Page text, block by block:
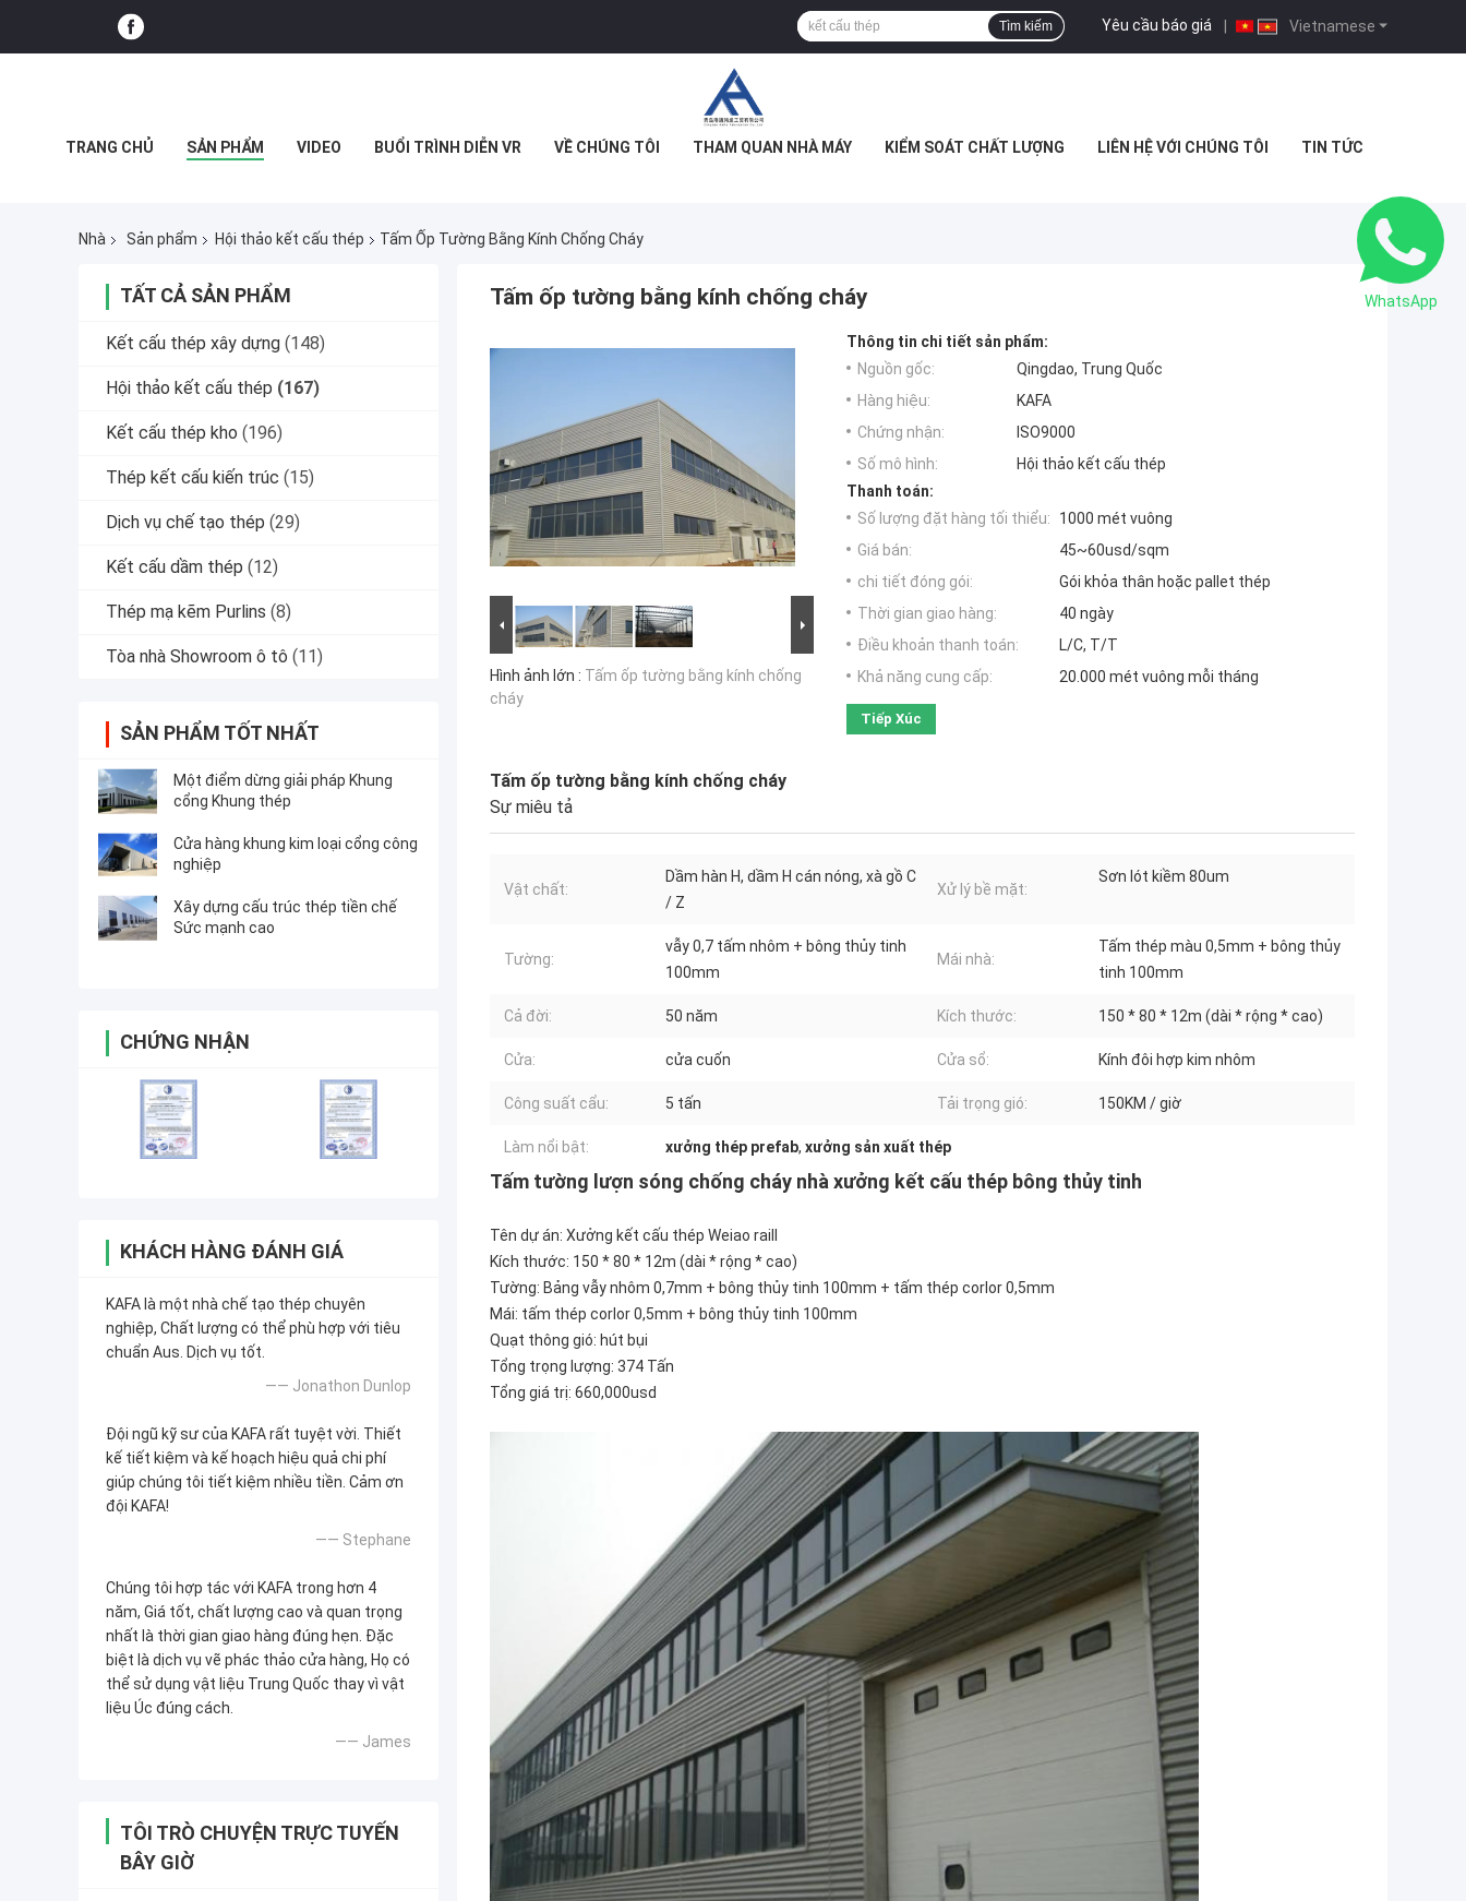
Vietnamese
Yêu cầu báo giá |
Tìm kiếm
TRANG CHỦ SẢN PHẨM VIDEO BUỔI TRÌNH DIỄN VR VỀ CHÚNG TÔI THAM QUAN NHÀ MÁY KIỂM SOÁT CHẤT LƯỢNG LIÊN HỆ VỚI CHÚNG TÔI TIN TỨC
Nhà Sản phẩm Hội thảo kết cấu thép Tấm Ốp Tường Bằng Kính Chống Cháy
TẤT CẢ SẢN PHẨM
Kết cấu thép xây dựng (148)
Hội thảo kết cấu thép (167)
Kết cấu thép kho (196)
Thép kết cấu kiến ​​trúc (15)
Dịch vụ chế tạo thép (29)
Kết cấu dầm thép (12)
Thép mạ kẽm Purlins (8)
Tòa nhà Showroom ô tô (11)
SẢN PHẨM TỐT NHẤT
Một điểm dừng giải pháp Khung
cổng Khung thép
Cửa hàng khung kim loại cổng công
nghiệp
Xây dựng cấu trúc thép tiền chế
Sức mạnh cao
CHỨNG NHẬN
KHÁCH HÀNG ĐÁNH GIÁ
KAFA là một nhà chế tạo thép chuyên
nghiệp, Chất lượng có thể phù hợp với tiêu
chuẩn Aus. Dịch vụ tốt.
—— Jonathon Dunlop
Đội ngũ kỹ sư của KAFA rất tuyệt vời. Thiết
kế tiết kiệm và kế hoạch hiệu quả chi phí
giúp chúng tôi tiết kiệm nhiều tiền. Cảm ơn
đội KAFA!
—— Stephane
Chúng tôi hợp tác với KAFA trong hơn 4
năm, Giá tốt, chất lượng cao và quan trọng
nhất là thời gian giao hàng đúng hẹn. Đặc
biệt là dịch vụ vẽ phác thảo cửa hàng, Họ có
thể sử dụng vật liệu Trung Quốc thay vì vật
liệu Úc đúng cách.
—— James
TÔI TRÒ CHUYỆN TRỰC TUYẾN
BÂY GIỜ
Tấm ốp tường bằng kính chống cháy
Hình ảnh lớn : Tấm ốp tường bằng kính chống
cháy
Thông tin chi tiết sản phẩm:
Nguồn gốc:
Qingdao, Trung Quốc
Hàng hiệu:
KAFA
Chứng nhận:
ISO9000
Số mô hình:
Hội thảo kết cấu thép
Thanh toán:
Số lượng đặt hàng tối thiểu:
1000 mét vuông
Giá bán:
45~60usd/sqm
chi tiết đóng gói:
Gói khỏa thân hoặc pallet thép
Thời gian giao hàng:
40 ngày
Điều khoản thanh toán:
L/C, T/T
Khả năng cung cấp:
20.000 mét vuông mỗi tháng
Tiếp Xúc
Tấm ốp tường bằng kính chống cháy
Sự miêu tả
Vật chất:
Dầm hàn H, dầm H cán nóng, xà gồ C
/ Z
Xử lý bề mặt:
Sơn lót kiềm 80um
Tường:
vẫy 0,7 tấm nhôm + bông thủy tinh
100mm
Mái nhà:
Tấm thép màu 0,5mm + bông thủy
tinh 100mm
Cả đời: 50 năm Kích thước: 150 * 80 * 12m (dài * rộng * cao)
Cửa: cửa cuốn Cửa sổ: Kính đôi hợp kim nhôm
Công suất cẩu: 5 tấn Tải trọng gió: 150KM / giờ
Làm nổi bật: xưởng thép prefab, xưởng sản xuất thép
Tấm tường lượn sóng chống cháy nhà xưởng kết cấu thép bông thủy tinh
Tên dự án: Xưởng kết cấu thép Weiao raill
Kích thước: 150 * 80 * 12m (dài * rộng * cao)
Tường: Bảng vẫy nhôm 0,7mm + bông thủy tinh 100mm + tấm thép corlor 0,5mm
Mái: tấm thép corlor 0,5mm + bông thủy tinh 100mm
Quạt thông gió: hút bụi
Tổng trọng lượng: 374 Tấn
Tổng giá trị: 660,000usd
WhatsApp